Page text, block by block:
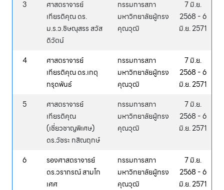
3
ศาสตราจารย์
เกียรติคุณ ดร.
ม.ร.ว.ชิษณุสรร สวัส
ดิวัตน์
กรรมการสภา
มหาวิทยาลัยผู้ทรง
คุณวุฒิ
7 มิ.ย.
2568 - 6
มิ.ย. 2571
4
ศาสตราจารย์
เกียรติคุณ ดร.เกตุ
กรุดพันธ์
กรรมการสภา
มหาวิทยาลัยผู้ทรง
คุณวุฒิ
7 มิ.ย.
2568 - 6
มิ.ย. 2571
5
ศาสตราจารย์
เกียรติคุณ
(เชี่ยวชาญพิเศษ)
ดร.วัชระ กสิณฤกษ์
กรรมการสภา
มหาวิทยาลัยผู้ทรง
คุณวุฒิ
7 มิ.ย.
2568 - 6
มิ.ย. 2571
6
รองศาสตราจารย์
ดร.วรากรณ์ สามโก
เศศ
กรรมการสภา
มหาวิทยาลัยผู้ทรง
คุณวุฒิ
7 มิ.ย.
2568 - 6
มิ.ย. 2571